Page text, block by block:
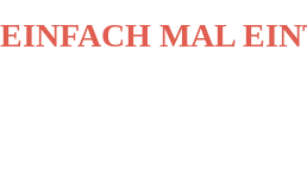
EINFACH MAL